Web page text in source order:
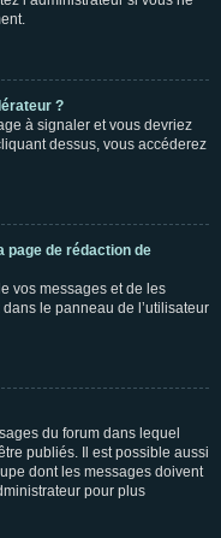
?
à signaler et vous devriez
dessus, vous accéderez
page de rédaction de
vos messages et de les
le panneau de l’utilisateur
du forum dans lequel
publiés. Il est possible aussi
dont les messages doivent
pour plus